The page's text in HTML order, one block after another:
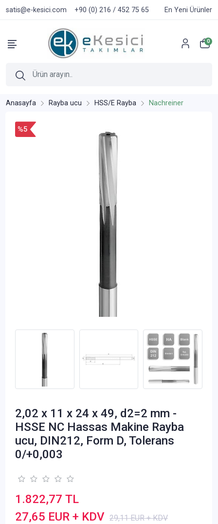
satis@e-kesici.com +90 (0) 216 / 452 75 65 En Yeni Ürünler
0
Anasayfa Rayba ucu HSS/E Rayba Nachreiner
%5
2,02 x 11 x 24 x 49, d2=2 mm -
HSSE NC Hassas Makine Rayba
ucu, DIN212, Form D, Tolerans
0/+0,003
1.822,77 TL
27,65 EUR + KDV 29,11 EUR + KDV